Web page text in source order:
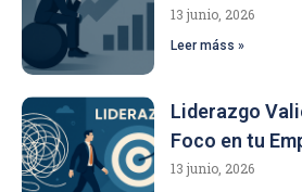
13 junio, 2026
Leer máss »
Liderazgo
Foco en tu
13 junio, 2026